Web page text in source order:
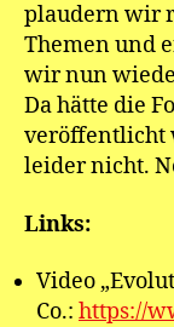
plaudern wir
Themen und
wir nun
Da hätte die
veröffentlicht
leider nicht.
Links:
Video
Co.: https://